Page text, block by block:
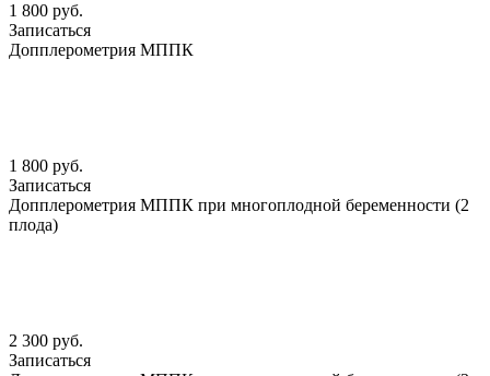
1 800 руб.
Записаться
Допплерометрия МППК
1 800 руб.
Записаться
Допплерометрия МППК при многоплодной беременности (2
плода)
2 300 руб.
Записаться